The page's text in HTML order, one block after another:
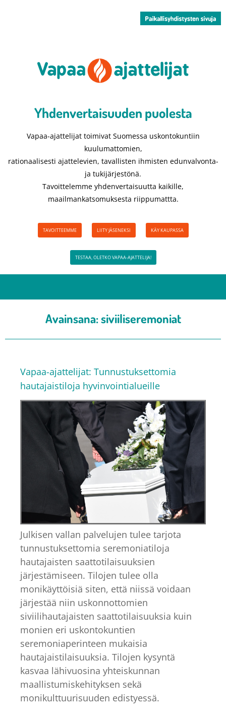
Yhdenvertaisuuden puolesta​
Vapaa-ajattelijat toimivat Suomessa uskontokuntiin
kuulumattomien,
rationaalisesti ajattelevien, tavallisten ihmisten edunvalvonta-
ja tukijärjestönä.
Tavoittelemme yhdenvertaisuutta kaikille,
maailmankatsomuksesta riippumattta.
TAVOITTEEMME LIITY JÄSENEKSI KÄY KAUPASSA
TESTAA, OLETKO VAPAA-AJATTELIJA!
Avainsana:siviiliseremoniat
Vapaa-ajattelijat: Tunnustuksettomia
hautajaistiloja hyvinvointialueille
Julkisen vallan palvelujen tulee tarjota
tunnustuksettomia seremoniatiloja
hautajaisten saattotilaisuuksien
järjestämiseen. Tilojen tulee olla
monikäyttöisiä siten, että niissä voidaan
järjestää niin uskonnottomien
siviilihautajaisten saattotilaisuuksia kuin
monien eri uskontokuntien
seremoniaperinteen mukaisia
hautajaistilaisuuksia. Tilojen kysyntä
kasvaa lähivuosina yhteiskunnan
maallistumiskehityksen sekä
monikulttuurisuuden edistyessä.